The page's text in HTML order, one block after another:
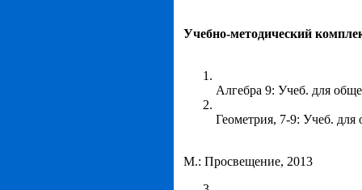
Учебно-методический
Алгебра 9: Учеб. для
Геометрия, 7-9: Учеб.
М.: Просвещение, 2013